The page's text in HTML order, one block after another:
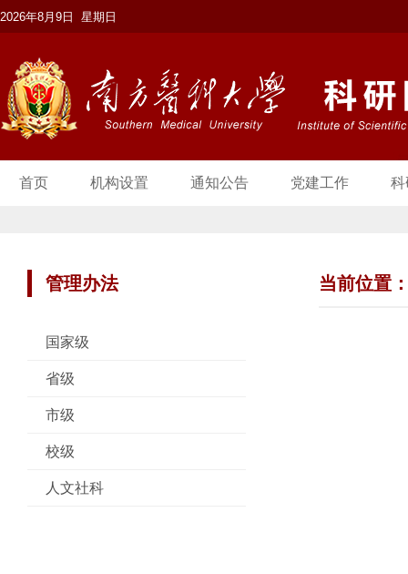
2026年8月9日 星期日
首页 机构设置 通知公告 党建工作 科
管理办法
国家级
省级
市级
校级
人文社科
当前位置